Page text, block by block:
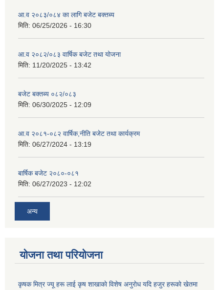
आ.व २०८३/०८४ का लागि बजेट बक्तब्य
मिति: 06/25/2026 - 16:30
आ.व २०८२/०८३ वार्षिक बजेट तथा योजना
मिति: 11/20/2025 - 13:42
बजेट बक्तब्य ०८२/०८३
मिति: 06/30/2025 - 12:09
आ.व २०८१-०८२ वार्षिक,नीति बजेट तथा कार्यक्रम
मिति: 06/27/2024 - 13:19
बार्षिक बजेट २०८०-०८१
मिति: 06/27/2023 - 12:02
अन्य
योजना तथा परियोजना
कृषक मित्र ज्यू हरू लाई कृष शाखाकाे विशेष अनुराेध यदि हजुर हरूकाे खेतमा